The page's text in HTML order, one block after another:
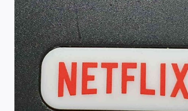
Cotações
Comprar ou vender?
Carteiras Recomendadas
Central de Dividendos